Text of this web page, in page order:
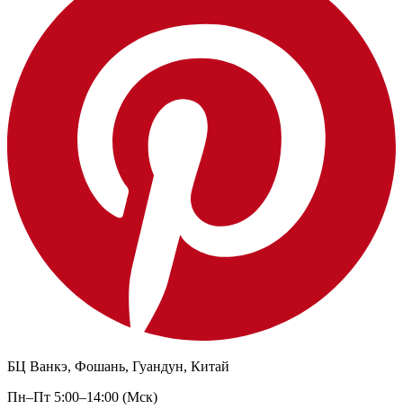
БЦ Ванкэ, Фошань, Гуандун, Китай
Пн–Пт 5:00–14:00 (Мск)